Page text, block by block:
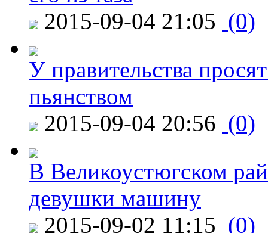
2015-09-04 21:05 (0)
У правительства
пьянством
2015-09-04 20:56 (0)
В Великоустюгском
девушки машину
2015-09-02 11:15 (0)